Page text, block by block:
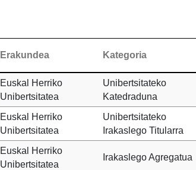
Erakundea Kategoria
Euskal Herriko
Unibertsitatea
Unibertsitateko
Katedraduna
Euskal Herriko
Unibertsitatea
Unibertsitateko
Irakaslego Titularra
Euskal Herriko
Unibertsitatea
Irakaslego Agregatua